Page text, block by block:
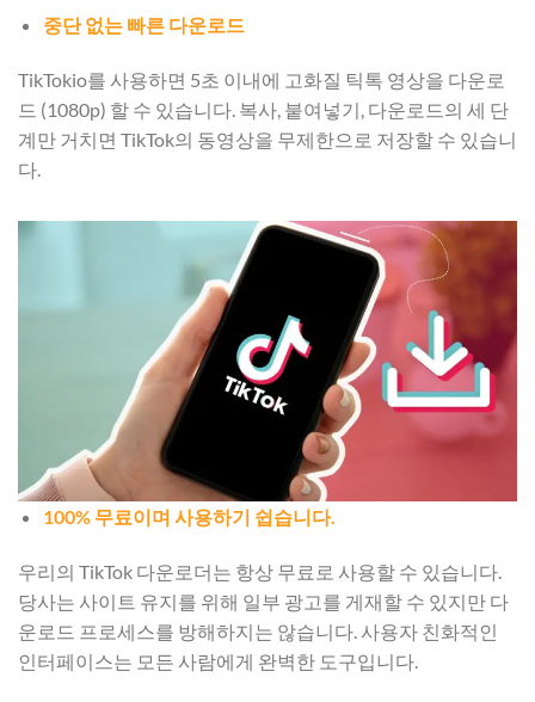
중단 없는 빠른 다운로드
TikTokio를 사용하면 5초 이내에 고화질 틱톡 영상을 다운로
드 (1080p) 할 수 있습니다. 복사, 붙여넣기, 다운로드의 세 단
계만 거치면 TikTok의 동영상을 무제한으로 저장할 수 있습니
다.
100% 무료이며 사용하기 쉽습니다.
우리의 TikTok 다운로더는 항상 무료로 사용할 수 있습니다.
당사는 사이트 유지를 위해 일부 광고를 게재할 수 있지만 다
운로드 프로세스를 방해하지는 않습니다. 사용자 친화적인
인터페이스는 모든 사람에게 완벽한 도구입니다.